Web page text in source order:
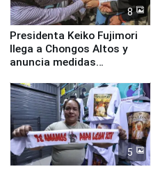
8
Presidenta Keiko Fujimori
llega a Chongos Altos y
anuncia medidas
educación, salud y empleo
5